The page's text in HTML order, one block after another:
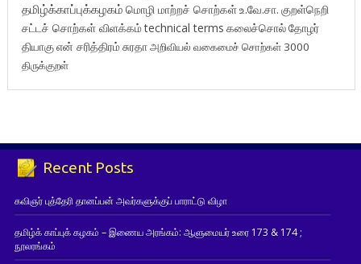
தமிழ்க்காப்புக்கழகம் மொழி மாற்றச் சொற்கள்உ.வே.சா. குறள்நெறி
சட்டச் சொற்கள் விளக்கம்technical terms கலைச்சொல்தோழர்
தியாகுஎன் சரித்திரம்சுரதாஅறிவியல் வகைமைச் சொற்கள் 3000
திருக்குறள்
Recent Posts
கவிஞர் புத்தேரி தானப்பன் அவர்களுக்குப் பாராட்டு விழா
தமிழ்க் காப்புக் கழகம் – இணைய அரங்கம்: ஆளுமையர் உரை 173 & 174 ;
நூலரங்கம்